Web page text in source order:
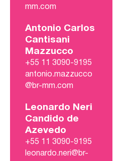
mm.com
Antonio Carlos
Cantisani
Mazzucco
+55 11 3090-9195
antonio.mazzucco
@br-mm.com
Leonardo Neri
Candido de
Azevedo
+55 11 3090-9195
leonardo.neri@br-